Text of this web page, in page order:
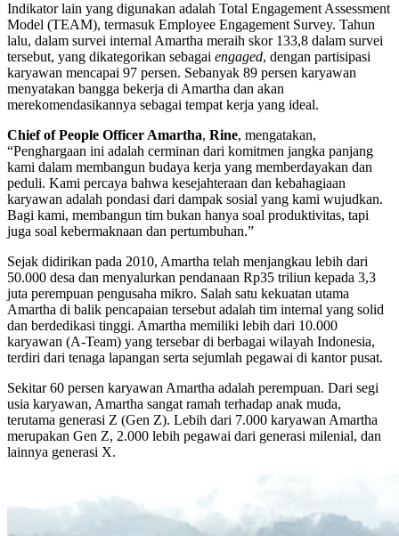
Indikator lain yang digunakan adalah Total Engagement Assessment
Model (TEAM), termasuk Employee Engagement Survey. Tahun
lalu, dalam survei internal Amartha meraih skor 133,8 dalam survei
tersebut, yang dikategorikan sebagai engaged, dengan partisipasi
karyawan mencapai 97 persen. Sebanyak 89 persen karyawan
menyatakan bangga bekerja di Amartha dan akan
merekomendasikannya sebagai tempat kerja yang ideal.
Chief of People Officer Amartha, Rine, mengatakan,
“Penghargaan ini adalah cerminan dari komitmen jangka panjang
kami dalam membangun budaya kerja yang memberdayakan dan
peduli. Kami percaya bahwa kesejahteraan dan kebahagiaan
karyawan adalah pondasi dari dampak sosial yang kami wujudkan.
Bagi kami, membangun tim bukan hanya soal produktivitas, tapi
juga soal kebermaknaan dan pertumbuhan.”
Sejak didirikan pada 2010, Amartha telah menjangkau lebih dari
50.000 desa dan menyalurkan pendanaan Rp35 triliun kepada 3,3
juta perempuan pengusaha mikro. Salah satu kekuatan utama
Amartha di balik pencapaian tersebut adalah tim internal yang solid
dan berdedikasi tinggi. Amartha memiliki lebih dari 10.000
karyawan (A-Team) yang tersebar di berbagai wilayah Indonesia,
terdiri dari tenaga lapangan serta sejumlah pegawai di kantor pusat.
Sekitar 60 persen karyawan Amartha adalah perempuan. Dari segi
usia karyawan, Amartha sangat ramah terhadap anak muda,
terutama generasi Z (Gen Z). Lebih dari 7.000 karyawan Amartha
merupakan Gen Z, 2.000 lebih pegawai dari generasi milenial, dan
lainnya generasi X.